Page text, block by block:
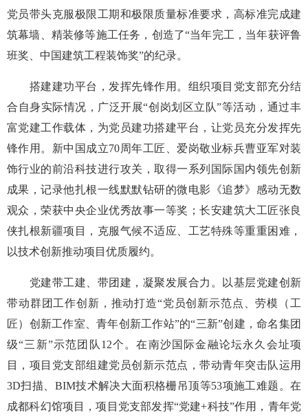
党员带头克服极限工期和极限质量标准要求，高标准完成建
筑幕墙、精装修等施工任务，创造了“当年完工，当年获评鲁
班奖、中国建筑工程装饰奖”的纪录。
搭建建功平台，发挥先锋作用。组织项目党支部充分结
合自身实际情况，广泛开展“创岗划区立队”等活动，通过丰
富党建工作载体，为党员建功搭建平台，让党员充分发挥先
锋作用。新中国成立70周年工匠、爱岗敬业标兵曹亚军对装
饰行业的前沿科技进行攻关，取得一系列国际国内领先创新
成果，记录他扎根一线默默钻研的微电影《追梦》感动无数
观众，荣获中央企业优秀故事一等奖；长安建筑大工匠张良
侠扎根新疆项目，克服气候不适应、工艺特殊等重重困难，
以技术创新推动项目优质履约。
党建带工建、带团建，凝聚发展合力。以基层党建创新
带动群团工作创新，推动打造“党员创新示范点、劳模（工
匠）创新工作室、青年创新工作站”的“三新”创建，命名集团
级“三新”示范团队12个。在南沙国际金融论坛永久会址项
目，项目党支部组建党员创新示范点，带动青年突击队运用
3D扫描、BIM技术解决大面积格栅吊顶等53项施工难题。在
成都科幻馆项目，项目党支部发挥“党建+科技”作用，青年党